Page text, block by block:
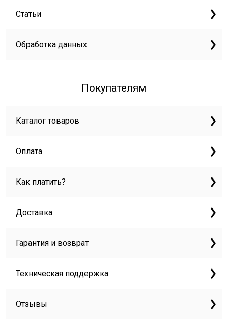
Статьи
Обработка данных
Покупателям
Каталог товаров
Оплата
Как платить?
Доставка
Гарантия и возврат
Техническая поддержка
Отзывы